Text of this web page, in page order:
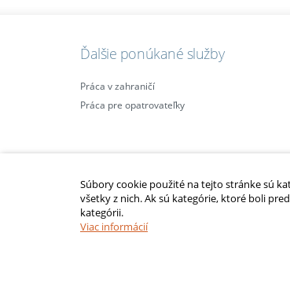
Ďalšie ponúkané služby
Práca v zahraničí
Práca pre opatrovateľky
2010 – 2014 © Copyright
Upraviť nastavenia Cookies
Súbory cookie použité na tejto stránke sú
všetky z nich. Ak sú kategórie, ktoré boli
kategórii.
Viac informácií